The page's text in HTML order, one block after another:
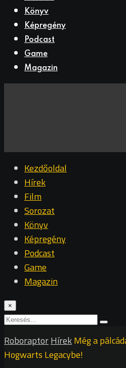
Könyv
Képregény
Podcast
Game
Magazin
Kezdőoldal
Hírek
Film
Sorozat
Könyv
Képregény
Podcast
Game
Magazin
×
RoboraptorHírekMég a
Hogwarts Legacybe!